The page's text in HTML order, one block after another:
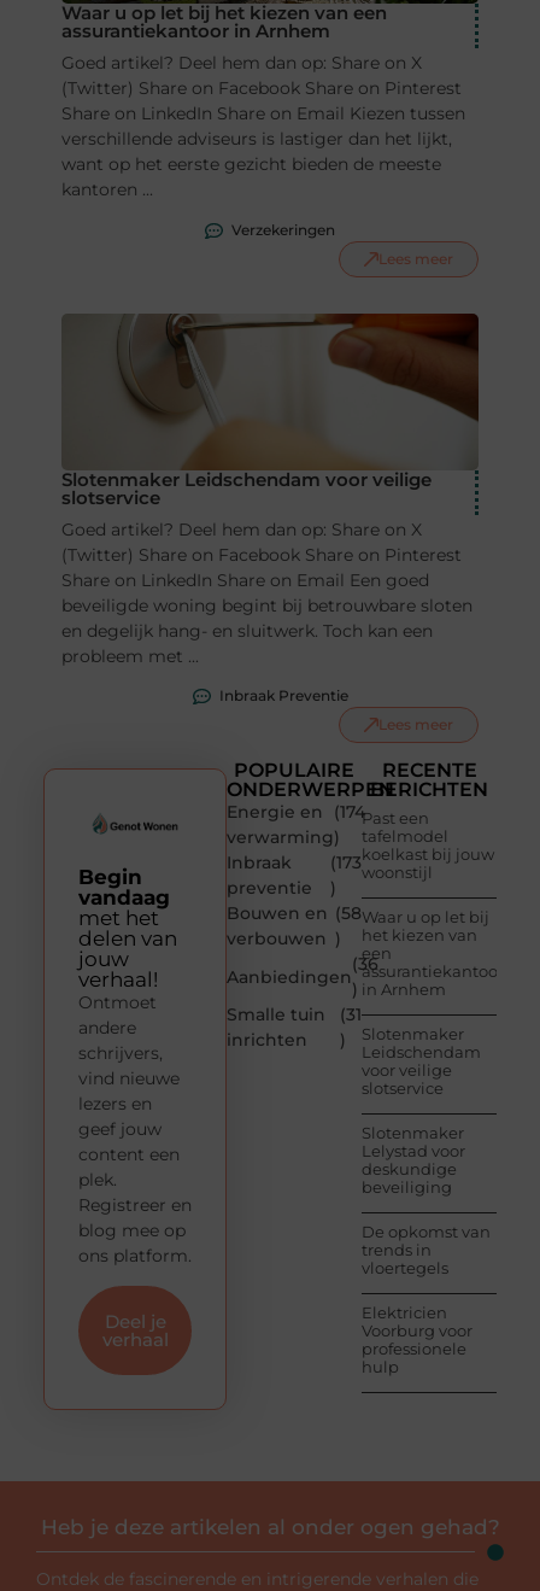
Waar u op let bij het kiezen van een
assurantiekantoor in Arnhem
Goed artikel? Deel hem dan op: Share on X
(Twitter) Share on Facebook Share on Pinterest
Share on LinkedIn Share on Email Kiezen tussen
verschillende adviseurs is lastiger dan het lijkt,
want op het eerste gezicht bieden de meeste
kantoren ...
Verzekeringen
Lees meer
Slotenmaker Leidschendam voor veilige
slotservice
Goed artikel? Deel hem dan op: Share on X
(Twitter) Share on Facebook Share on Pinterest
Share on LinkedIn Share on Email Een goed
beveiligde woning begint bij betrouwbare sloten
en degelijk hang- en sluitwerk. Toch kan een
probleem met ...
Inbraak Preventie
Lees meer
POPULAIRE
ONDERWERPEN
Energie en
verwarming
(174
)
Inbraak
preventie
(173
)
Bouwen en
verbouwen
(58
)
Aanbiedingen
(36
)
Smalle tuin
inrichten
(31
)
RECENTE
BERICHTEN
Past een
tafelmodel
koelkast bij jouw
woonstijl
Waar u op let bij
het kiezen van
een
assurantiekantoor
in Arnhem
Slotenmaker
Leidschendam
voor veilige
slotservice
Slotenmaker
Lelystad voor
deskundige
beveiliging
De opkomst van
trends in
vloertegels
Elektricien
Voorburg voor
professionele
hulp
Begin
vandaag
met het
delen van
jouw
verhaal!
Ontmoet
andere
schrijvers,
vind nieuwe
lezers en
geef jouw
content een
plek.
Registreer en
blog mee op
ons platform.
Deel je
verhaal
Heb je deze artikelen al onder ogen gehad?
Ontdek de fascinerende en intrigerende verhalen die